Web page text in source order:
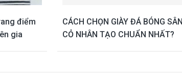
điểm
gia
CÁCH CHỌN GIÀY ĐÁ BÓNG SÂN
CỎ NHÂN TẠO CHUẨN NHẤT?